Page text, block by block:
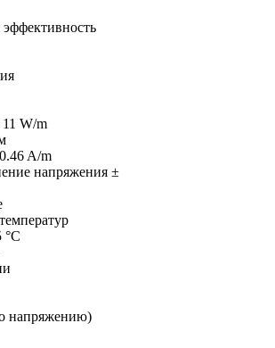
эффективность
W/m
A/m
напряжения ±
°C